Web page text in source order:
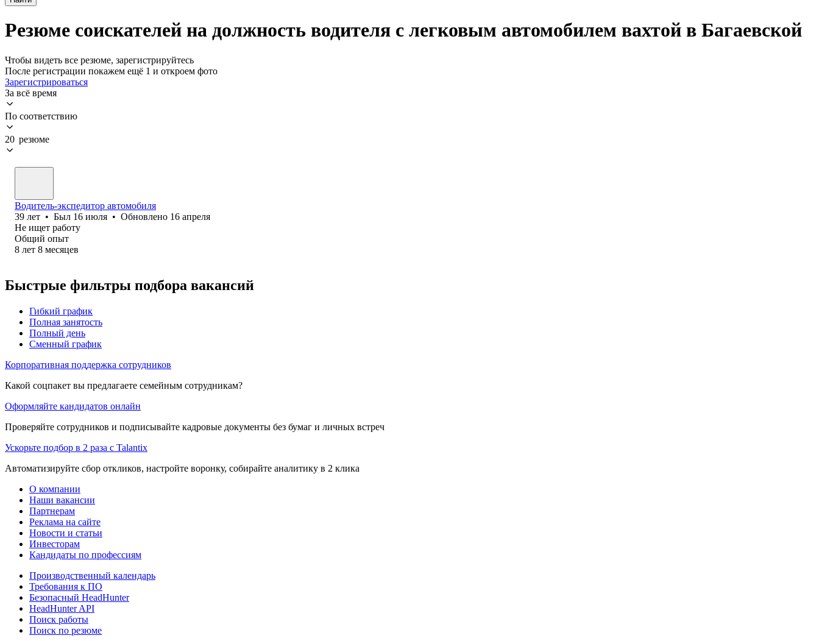
Резюме соискателей на должность водителя с легковым автомобилем вахтой в Багаевской
Чтобы видеть все резюме, зарегистрируйтесь
После регистрации покажем ещё 1 и откроем фото
Зарегистрироваться
За всё время
По соответствию
20 резюме
Водитель-экспедитор автомобиля
39 лет • Был 16 июля • Обновлено 16 апреля
Не ищет работу
Общий опыт
8 лет 8 месяцев
Быстрые фильтры подбора вакансий
Гибкий график
Полная занятость
Полный день
Сменный график
Корпоративная поддержка сотрудников
Какой соцпакет вы предлагаете семейным сотрудникам?
Оформляйте кандидатов онлайн
Проверяйте сотрудников и подписывайте кадровые документы без бумаг и личных встреч
Ускорьте подбор в 2 раза с Talantix
Автоматизируйте сбор откликов, настройте воронку, собирайте аналитику в 2 клика
О компании
Наши вакансии
Партнерам
Реклама на сайте
Новости и статьи
Инвесторам
Кандидаты по профессиям
Производственный календарь
Требования к ПО
Безопасный HeadHunter
HeadHunter API
Поиск работы
Поиск по резюме